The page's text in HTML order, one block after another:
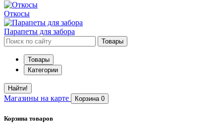
Откосы
Парапеты для забора
Товары
Товары
Категории
Найти!
Магазины на карте Корзина 0
Корзина товаров